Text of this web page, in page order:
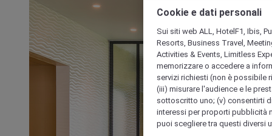
Cookie e dati personali
Sui siti web ALL, HotelF1, Ibis,
Resorts, Business Travel,
Activities & Events, Limitless
memorizzare o accedere a
servizi richiesti (non è possibile
(iii) misurare l'audience e le
sottoscritto uno; (v) consentirti
interessi per proporti pubblicità
puoi scegliere tra questi diversi